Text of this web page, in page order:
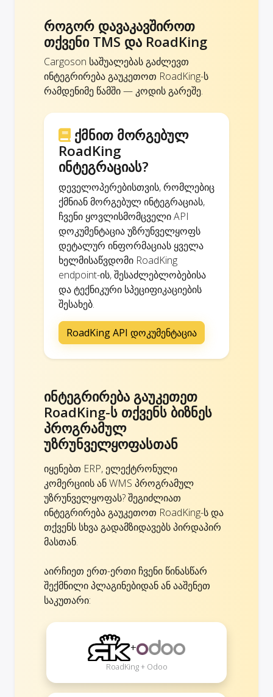
როგორ დავაკავშიროთ
თქვენი TMS და RoadKing
Cargoson საშუალებას გაძლევთ
ინტეგრირება გაუკეთოთ RoadKing-ს
რამდენიმე წამში — კოდის გარეშე.
ქმნით მორგებულ
RoadKing
ინტეგრაციას?
დეველოპერებისთვის, რომლებიც
ქმნიან მორგებულ ინტეგრაციას,
ჩვენი ყოვლისმომცველი API
დოკუმენტაცია უზრუნველყოფს
დეტალურ ინფორმაციას ყველა
ხელმისაწვდომი RoadKing
endpoint-ის, შესაძლებლობებისა
და ტექნიკური სპეციფიკაციების
შესახებ.
RoadKing API დოკუმენტაცია
ინტეგრირება გაუკეთეთ
RoadKing-ს თქვენს ბიზნეს
პროგრამულ
უზრუნველყოფასთან
იყენებთ ERP, ელექტრონული
კომერციის ან WMS პროგრამულ
უზრუნველყოფას? შეგიძლიათ
ინტეგრირება გაუკეთოთ RoadKing-ს და
თქვენს სხვა გადამზიდავებს პირდაპირ
მასთან.
აირჩიეთ ერთ-ერთი ჩვენი წინასწარ
შექმნილი პლაგინებიდან ან ააშენეთ
საკუთარი:
+
RoadKing + Odoo